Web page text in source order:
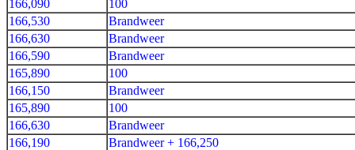
166,090
100
166,530
Brandweer
166,630
Brandweer
166,590
Brandweer
165,890
100
166,150
Brandweer
165,890
100
166,630
Brandweer
166,190
Brandweer + 166,250